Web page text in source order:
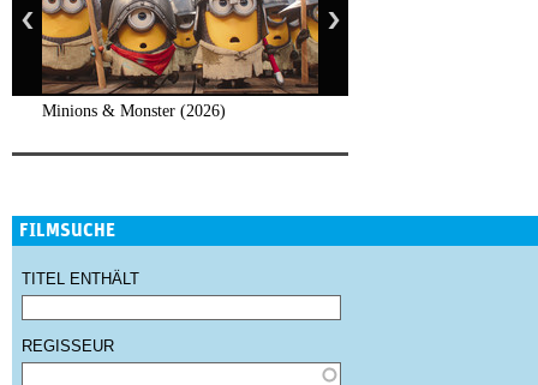
Minions & Monster (2026)
FILMSUCHE
TITEL ENTHÄLT
REGISSEUR